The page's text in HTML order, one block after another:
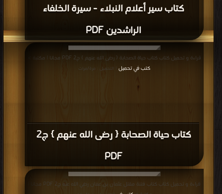
كتاب سير أعلام النبلاء - سيرة الخلفاء
الراشدين PDF
كتاب حياة الصحابة { رضى الله عنهم } ج2
PDF
قراءة و تحميل كتاب كتاب حياة الصحابة { رضى الله عنهم } ج2 PDF مجانا | مكتبة >
كتب في تحميل
| التحميل : مرة/مرات
قراءة و تحميل كتاب كتاب فتنة مقتل عثمان بن عفان رضي الله عنه ج2 PDF مجانا |